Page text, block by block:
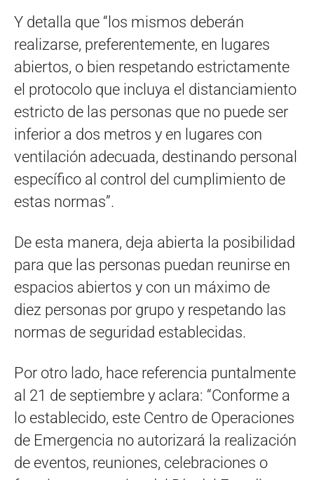
Y detalla que “los mismos deberán
realizarse, preferentemente, en lugares
abiertos, o bien respetando estrictamente
el protocolo que incluya el distanciamiento
estricto de las personas que no puede ser
inferior a dos metros y en lugares con
ventilación adecuada, destinando personal
específico al control del cumplimiento de
estas normas”.
De esta manera, deja abierta la posibilidad
para que las personas puedan reunirse en
espacios abiertos y con un máximo de
diez personas por grupo y respetando las
normas de seguridad establecidas.
Por otro lado, hace referencia puntalmente
al 21 de septiembre y aclara: “Conforme a
lo establecido, este Centro de Operaciones
de Emergencia no autorizará la realización
de eventos, reuniones, celebraciones o